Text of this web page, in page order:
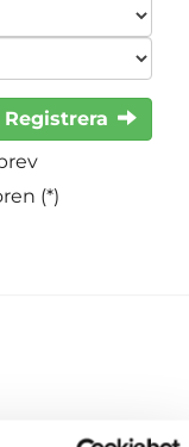
Registrera
(*)